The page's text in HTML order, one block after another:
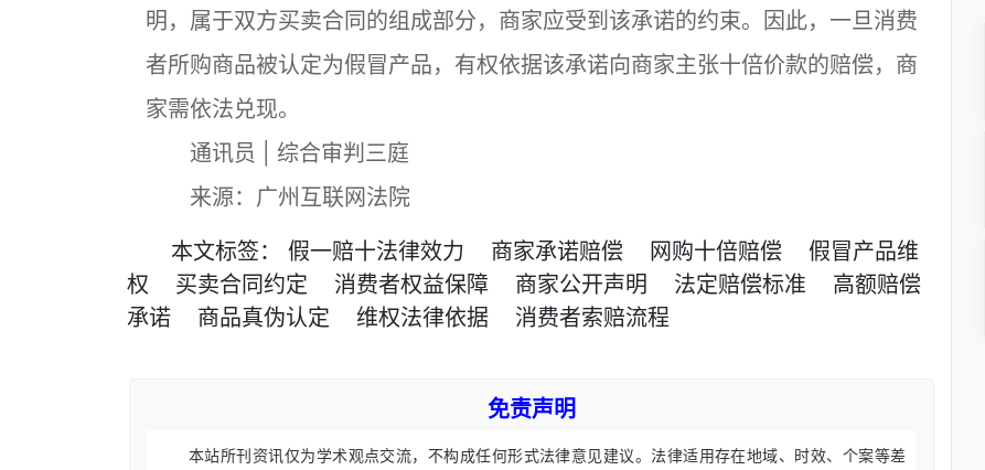
明，属于双方买卖合同的组成部分，商家应受到该承诺的约束。因此，一旦消费
者所购商品被认定为假冒产品，有权依据该承诺向商家主张十倍价款的赔偿，商
家需依法兑现。
通讯员 | 综合审判三庭
来源：广州互联网法院
本文标签： 假一赔十法律效力 商家承诺赔偿 网购十倍赔偿
假冒产品维
权
买卖合同约定 消费者权益保障 商家公开声明 法定赔偿标准
高额赔偿
承诺
商品真伪认定 维权法律依据 消费者索赔流程
免责声明
本站所刊资讯仅为学术观点交流，不构成任何形式法律意见建议。法律适用存在地域、时效、个案等差